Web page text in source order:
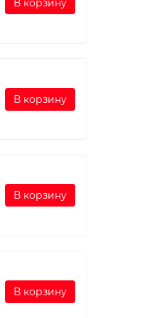
В корзину
В корзину
В корзину
В корзину